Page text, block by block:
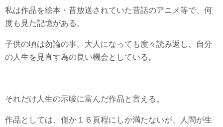
私は作品を絵本・昔放送されていた昔話のアニメ等で、何
度も見た記憶がある。
子供の頃は勿論の事、大人になっても度々読み返し、自分
の人生を見直す為の良い機会としている。
それだけ人生の示唆に富んだ作品と言える。
作品としては、僅か１６頁程にしか満たないが、人間が生